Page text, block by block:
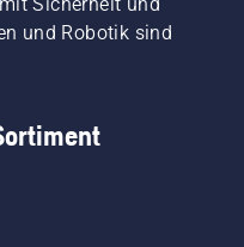
und Robotik sind